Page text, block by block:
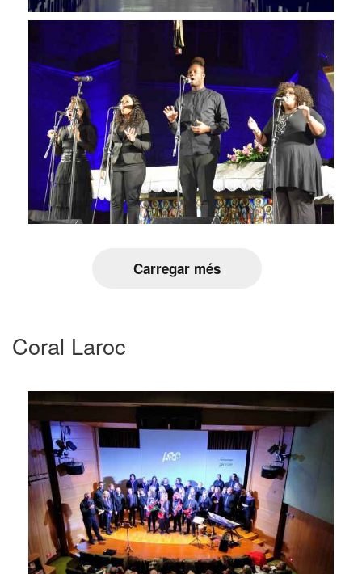
Carregar més
Coral Laroc